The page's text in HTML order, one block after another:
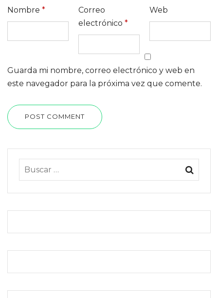
Nombre *
Correo
electrónico *
Web
Guarda mi nombre, correo electrónico y web en
este navegador para la próxima vez que comente.
POST COMMENT